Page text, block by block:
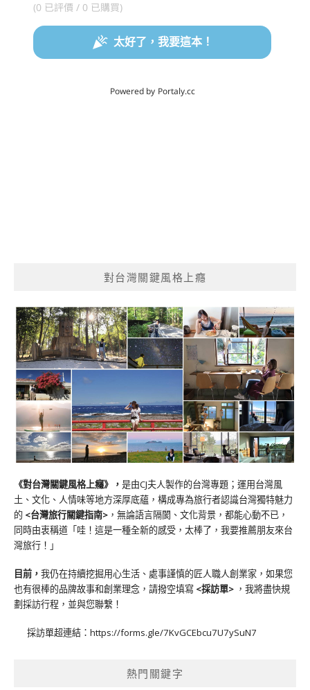
對台灣關鍵風格上癮
《對台灣關鍵風格上癮》 ， 是由CJ夫人製作的台灣專題；運用台灣風
土、文化、人情味等地方深厚底蘊，構成專為旅行者認識台灣獨特魅力
的 <台灣旅行關鍵指南> ，無論語言隔閡、文化背景，都能心動不已，
同時由衷稱道「哇！這是一種全新的感受，太棒了，我要推薦朋友來台
灣旅行！」
目前， 我仍在持續挖掘用心生活、處事謹慎的匠人職人創業家，如果您
也有很棒的品牌故事和創業理念，請撥空填寫 <採訪單> ，我將盡快規
劃採訪行程，並與您聯繫！
採訪單超連結： https://forms.gle/7KvGCEbcu7U7ySuN7
熱門關鍵字